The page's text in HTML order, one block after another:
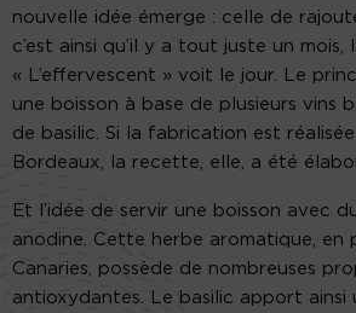
nouvelle idée émerge : celle de
c’est ainsi qu’il y a tout juste un mois,
« L’effervescent » voit le jour. Le
une boisson à base de plusieurs vins
de basilic. Si la fabrication est
Bordeaux, la recette, elle, a été
Et l’idée de servir une boisson avec
anodine. Cette herbe aromatique, en
Canaries, possède de nombreuses
antioxydantes. Le basilic apport ainsi